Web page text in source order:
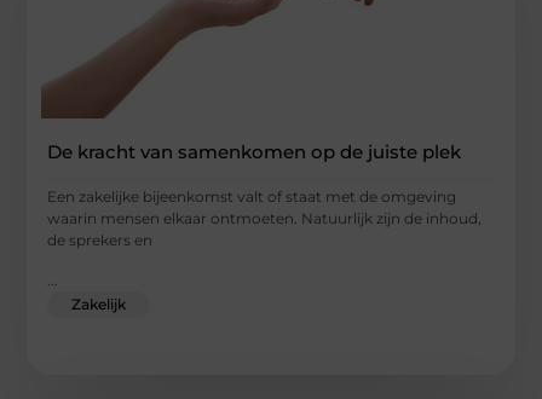
De kracht van samenkomen op de juiste plek
Een zakelijke bijeenkomst valt of staat met de omgeving
waarin mensen elkaar ontmoeten. Natuurlijk zijn de inhoud,
de sprekers en
Zakelijk